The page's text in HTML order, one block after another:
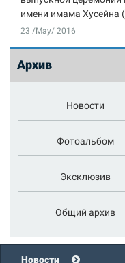
имени имама
23 /May/ 2016
Архив
Новости
Фотоальбом
Эксклюзив
Общий архив
Новости